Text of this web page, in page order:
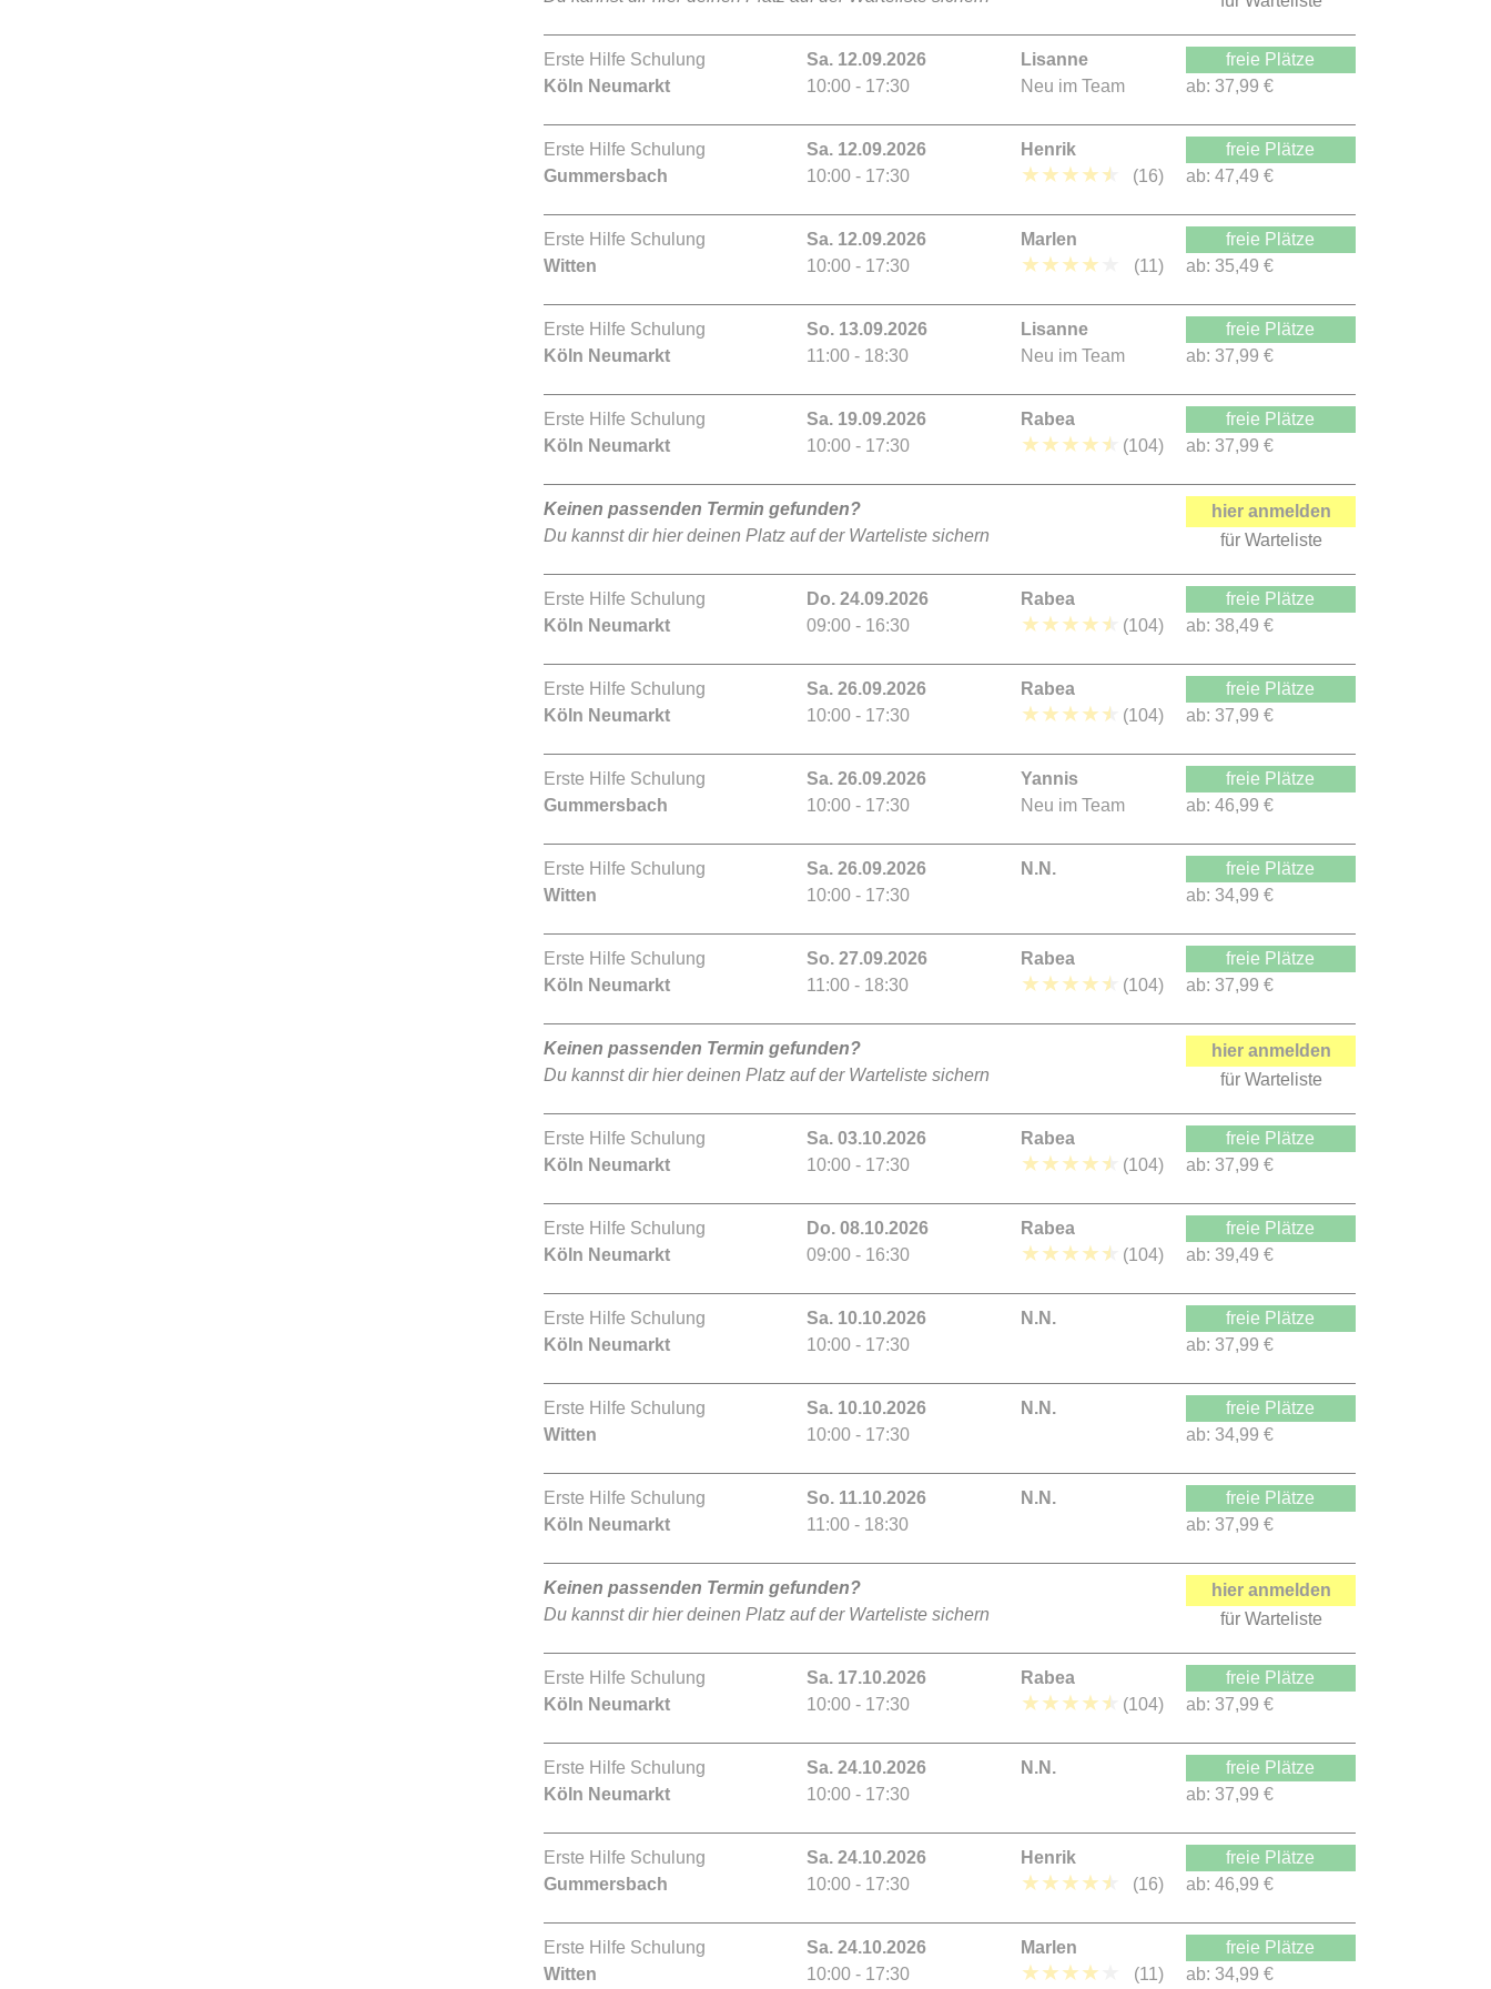
Erste Hilfe Schulung
Köln Neumarkt
Sa. 12.09.2026
10:00 - 17:30
Lisanne
Neu im Team
freie Plätze
ab: 37,99 €
Erste Hilfe Schulung
Gummersbach
Sa. 12.09.2026
10:00 - 17:30
Henrik
★★★★★ (16)
freie Plätze
ab: 47,49 €
Erste Hilfe Schulung
Witten
Sa. 12.09.2026
10:00 - 17:30
Marlen
★★★★ (11)
freie Plätze
ab: 35,49 €
Erste Hilfe Schulung
Köln Neumarkt
So. 13.09.2026
11:00 - 18:30
Lisanne
Neu im Team
freie Plätze
ab: 37,99 €
Erste Hilfe Schulung
Köln Neumarkt
Sa. 19.09.2026
10:00 - 17:30
Rabea
★★★★★ (104)
freie Plätze
ab: 37,99 €
Keinen passenden Termin gefunden?
Du kannst dir hier deinen Platz auf der Warteliste sichern
hier anmelden
für Warteliste
Erste Hilfe Schulung
Köln Neumarkt
Do. 24.09.2026
09:00 - 16:30
Rabea
★★★★★ (104)
freie Plätze
ab: 38,49 €
Erste Hilfe Schulung
Köln Neumarkt
Sa. 26.09.2026
10:00 - 17:30
Rabea
★★★★★ (104)
freie Plätze
ab: 37,99 €
Erste Hilfe Schulung
Gummersbach
Sa. 26.09.2026
10:00 - 17:30
Yannis
Neu im Team
freie Plätze
ab: 46,99 €
Erste Hilfe Schulung
Witten
Sa. 26.09.2026
10:00 - 17:30
N.N.
freie Plätze
ab: 34,99 €
Erste Hilfe Schulung
Köln Neumarkt
So. 27.09.2026
11:00 - 18:30
Rabea
★★★★★ (104)
freie Plätze
ab: 37,99 €
Keinen passenden Termin gefunden?
Du kannst dir hier deinen Platz auf der Warteliste sichern
hier anmelden
für Warteliste
Erste Hilfe Schulung
Köln Neumarkt
Sa. 03.10.2026
10:00 - 17:30
Rabea
★★★★★ (104)
freie Plätze
ab: 37,99 €
Erste Hilfe Schulung
Köln Neumarkt
Do. 08.10.2026
09:00 - 16:30
Rabea
★★★★★ (104)
freie Plätze
ab: 39,49 €
Erste Hilfe Schulung
Köln Neumarkt
Sa. 10.10.2026
10:00 - 17:30
N.N.
freie Plätze
ab: 37,99 €
Erste Hilfe Schulung
Witten
Sa. 10.10.2026
10:00 - 17:30
N.N.
freie Plätze
ab: 34,99 €
Erste Hilfe Schulung
Köln Neumarkt
So. 11.10.2026
11:00 - 18:30
N.N.
freie Plätze
ab: 37,99 €
Keinen passenden Termin gefunden?
Du kannst dir hier deinen Platz auf der Warteliste sichern
hier anmelden
für Warteliste
Erste Hilfe Schulung
Köln Neumarkt
Sa. 17.10.2026
10:00 - 17:30
Rabea
★★★★★ (104)
freie Plätze
ab: 37,99 €
Erste Hilfe Schulung
Köln Neumarkt
Sa. 24.10.2026
10:00 - 17:30
N.N.
freie Plätze
ab: 37,99 €
Erste Hilfe Schulung
Gummersbach
Sa. 24.10.2026
10:00 - 17:30
Henrik
★★★★★ (16)
freie Plätze
ab: 46,99 €
Erste Hilfe Schulung
Witten
Sa. 24.10.2026
10:00 - 17:30
Marlen
★★★★ (11)
freie Plätze
ab: 34,99 €